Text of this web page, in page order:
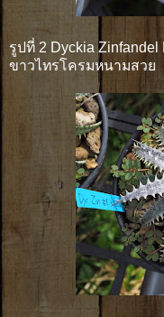
รูปที่ 2 Dyckia Zinfandel
ขาวไทรโครมหนามสวย